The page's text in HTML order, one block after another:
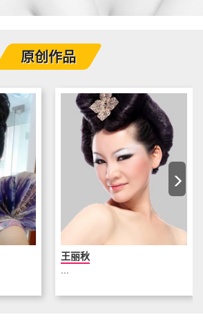
原创作品
王丽秋
...